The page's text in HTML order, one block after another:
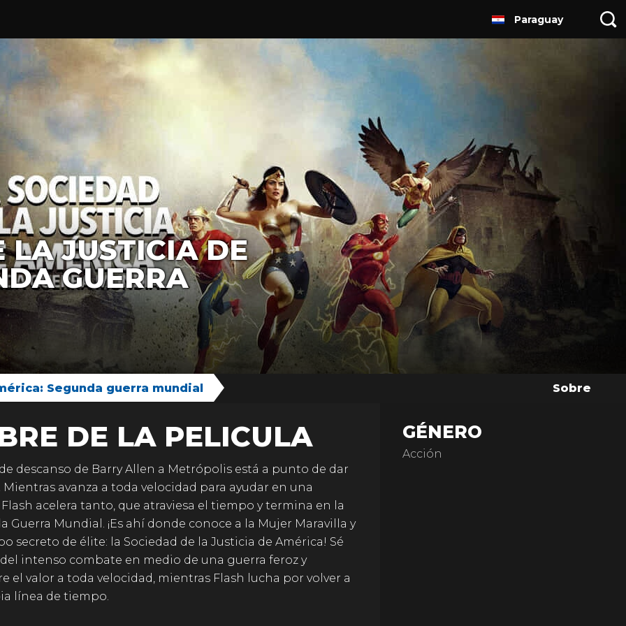
Paraguay
LA JUSTICIA DE
GUERRA
Segunda guerra mundial Sobre
DE LA PELICULA
descanso de Barry Allen a Metrópolis está a punto de dar
avanza a toda velocidad para ayudar en una
acelera tanto, que atraviesa el tiempo y termina en la
Guerra Mundial. ¡Es ahí donde conoce a la Mujer Maravilla y
secreto de élite: la Sociedad de la Justicia de América! Sé
intenso combate en medio de una guerra feroz y
el valor a toda velocidad, mientras Flash lucha por volver a
línea de tiempo.
GÉNERO
Acción